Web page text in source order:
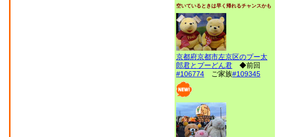
空いているときは早く帰れるチャンスかも
京都府京都市左京区のプー太
郎君とプーどん君 ◆前回
#106774 ご家族#109345